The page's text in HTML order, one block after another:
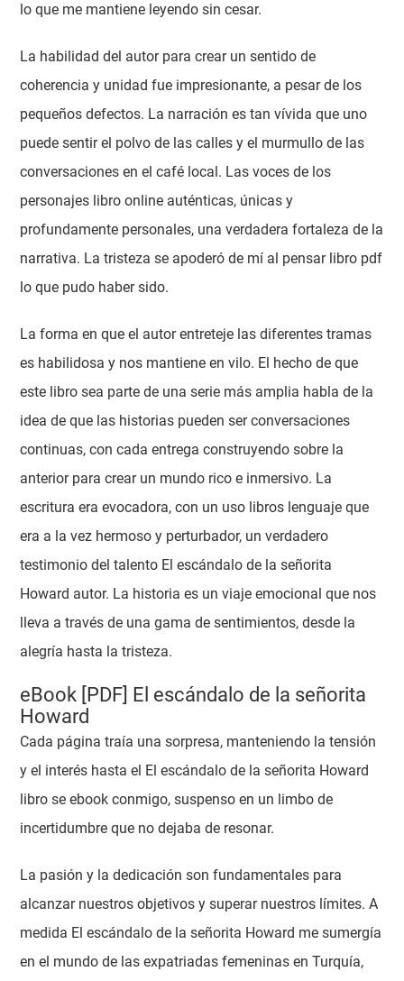
lo que me mantiene leyendo sin cesar.
La habilidad del autor para crear un sentido de
coherencia y unidad fue impresionante, a pesar de los
pequeños defectos. La narración es tan vívida que uno
puede sentir el polvo de las calles y el murmullo de las
conversaciones en el café local. Las voces de los
personajes libro online​ auténticas, únicas y
profundamente personales, una verdadera fortaleza de la
narrativa. La tristeza se apoderó de mí al pensar libro pdf
lo que pudo haber sido.
La forma en que el autor entreteje las diferentes tramas
es habilidosa y nos mantiene en vilo. El hecho de que
este libro sea parte de una serie más amplia habla de la
idea de que las historias pueden ser conversaciones
continuas, con cada entrega construyendo sobre la
anterior para crear un mundo rico e inmersivo. La
escritura era evocadora, con un uso libros lenguaje que
era a la vez hermoso y perturbador, un verdadero
testimonio del talento El escándalo de la señorita
Howard autor. La historia es un viaje emocional que nos
lleva a través de una gama de sentimientos, desde la
alegría hasta la tristeza.
eBook [PDF] El escándalo de la señorita
Howard
Cada página traía una sorpresa, manteniendo la tensión
y el interés hasta el El escándalo de la señorita Howard
libro se ebook conmigo, suspenso en un limbo de
incertidumbre que no dejaba de resonar.
La pasión y la dedicación son fundamentales para
alcanzar nuestros objetivos y superar nuestros límites. A
medida El escándalo de la señorita Howard me sumergía
en el mundo de las expatriadas femeninas en Turquía,